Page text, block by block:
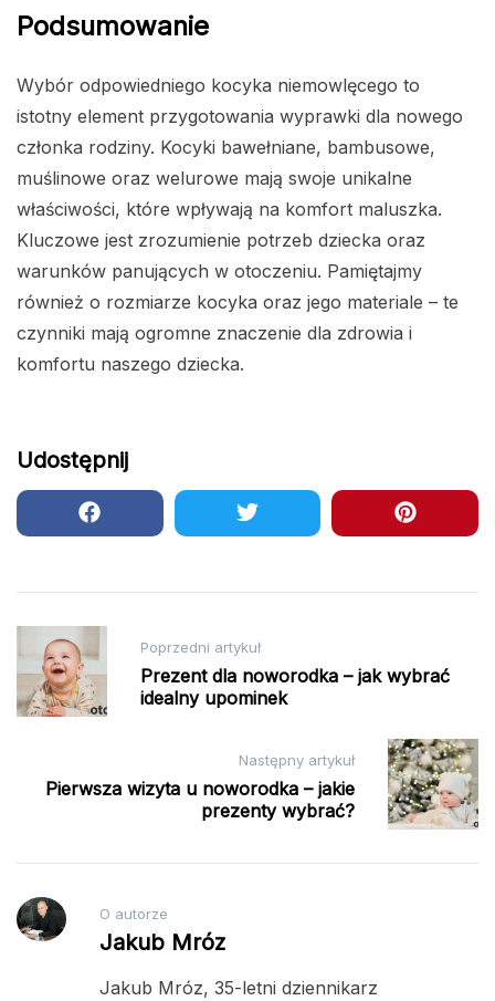
Podsumowanie
Wybór odpowiedniego kocyka niemowlęcego to
istotny element przygotowania wyprawki dla nowego
członka rodziny. Kocyki bawełniane, bambusowe,
muślinowe oraz welurowe mają swoje unikalne
właściwości, które wpływają na komfort maluszka.
Kluczowe jest zrozumienie potrzeb dziecka oraz
warunków panujących w otoczeniu. Pamiętajmy
również o rozmiarze kocyka oraz jego materiale – te
czynniki mają ogromne znaczenie dla zdrowia i
komfortu naszego dziecka.
Udostępnij
Nawigacja
wpisu
Poprzedni artykuł
Prezent dla noworodka – jak wybrać
idealny upominek
Następny artykuł
Pierwsza wizyta u noworodka – jakie
prezenty wybrać?
O autorze
Jakub Mróz
Jakub Mróz, 35-letni dziennikarz